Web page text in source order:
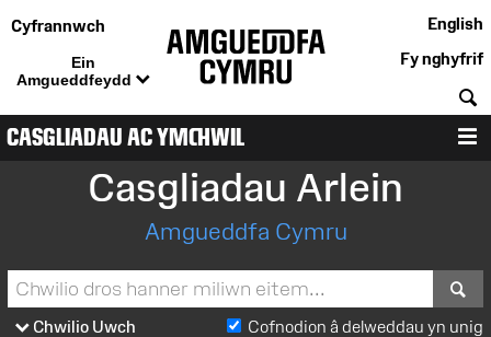
Cyfrannwch
Ein
Amgueddfeydd
English
Fy nghyfrif
CASGLIADAU AC YMCHWIL
Casgliadau Arlein
Amgueddfa Cymru
Chwilio Uwch Cofnodion â delweddau yn unig